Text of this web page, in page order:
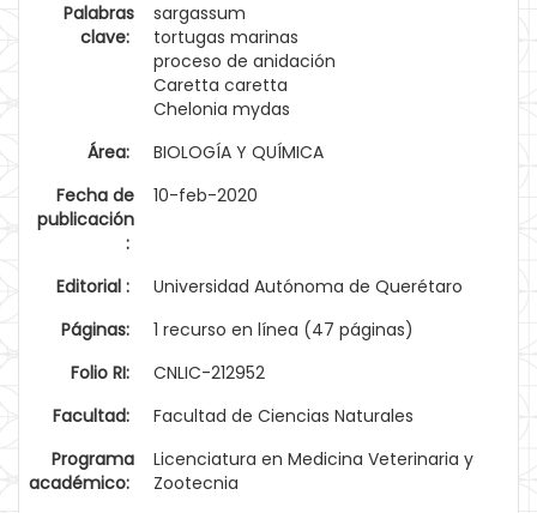
Palabras
clave:
sargassum
tortugas marinas
proceso de anidación
Caretta caretta
Chelonia mydas
Área:
BIOLOGÍA Y QUÍMICA
Fecha de
publicación
:
10-feb-2020
Editorial :
Universidad Autónoma de Querétaro
Páginas:
1 recurso en línea (47 páginas)
Folio RI:
CNLIC-212952
Facultad:
Facultad de Ciencias Naturales
Programa
académico:
Licenciatura en Medicina Veterinaria y
Zootecnia